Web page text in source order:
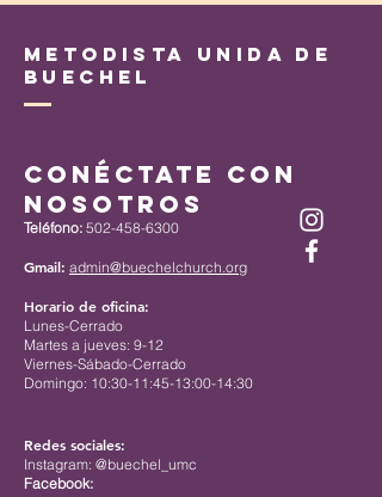
Metodista Unida de
Buechel
Conéctate con
nosotros
Teléfono: 502-458-6300
Gmail: admin@buechelchurch.org
Horario de oficina:
Lunes-Cerrado
Martes a jueves: 9-12
Viernes-Sábado-Cerrado
Domingo: 10:30-11:45-13:00-14:30
Redes sociales:
Instagram: @buechel_umc
Facebook: